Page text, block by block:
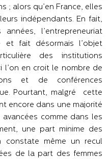
; alors qu’en France, elles
indépendants. En fait,
l’entrepreneuriat
et fait désormais l’objet
des institutions
l’on en croit le nombre de
et de conférences
Pourtant, malgré cette
encore dans une majorité
comme dans les
une part minime des
constate même un recul
de la part des femmes